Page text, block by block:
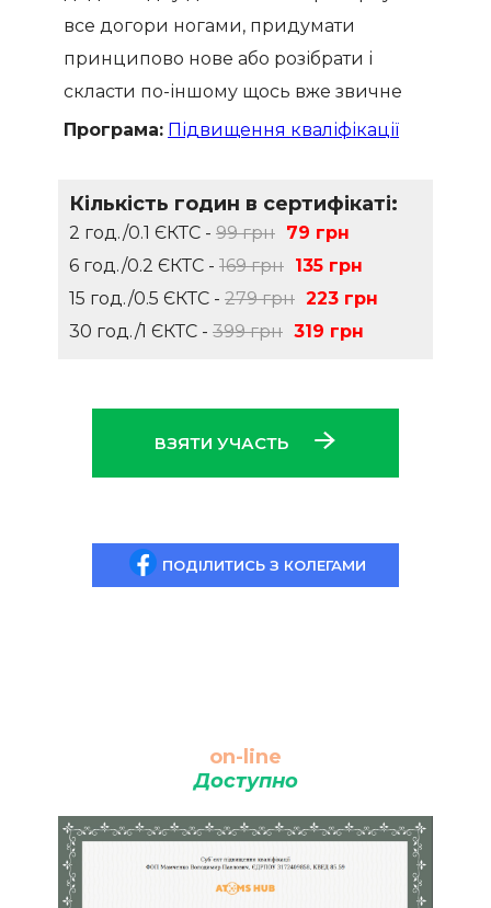
все догори ногами, придумати
принципово нове або розібрати і
скласти по-іншому щось вже звичне
Програма: Підвищення кваліфікації
Кількість годин в сертифікаті:
2 год./0.1 ЄКТС - 99 грн 79 грн
6 год./0.2 ЄКТС - 169 грн 135 грн
15 год./0.5 ЄКТС - 279 грн 223 грн
30 год./1 ЄКТС - 399 грн 319 грн
ВЗЯТИ УЧАСТЬ
ПОДІЛИТИСЬ З КОЛЕГАМИ
on-line
Доступно